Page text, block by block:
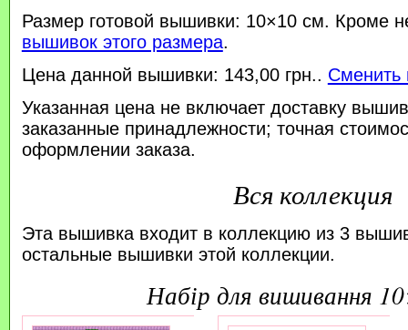
Размер готовой вышивки: 10×10 см. Кроме
вышивок этого размера.
Цена данной вышивки: 143,00 грн.. Сменить
Указанная цена не включает доставку
заказанные принадлежности; точная
оформлении заказа.
Вся коллекция
Эта вышивка входит в коллекцию из 3
остальные вышивки этой коллекции.
набір для вишивання